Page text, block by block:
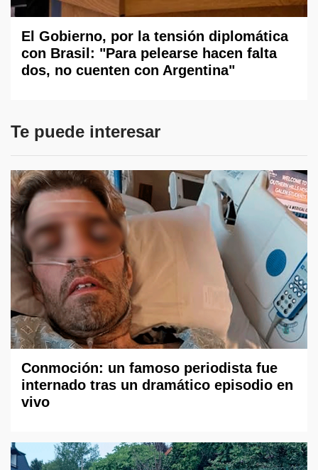
El Gobierno, por la tensión diplomática
con Brasil: "Para pelearse hacen falta
dos, no cuenten con Argentina"
Te puede interesar
Conmoción: un famoso periodista fue
internado tras un dramático episodio en
vivo